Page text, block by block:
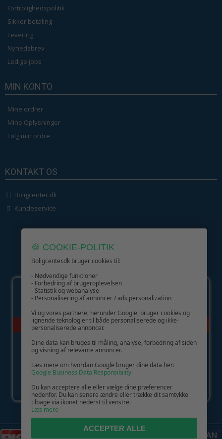
Fortrolighedspolitik
Sikker betaling
Levering
Nyhedsbrev
Ledige jobs
MIN KONTO
Mine ordrer
Mine Oplysninger
Følg min ordre
KONTAKT OS
Boligcenter.dk
Kundeservice
GIV GLÆDE MED ET GAVEKORT!
🍪 COOKIE-POLITIK
Boligcenter.dk bruger cookies til:
- Nødvendige funktioner
- Forbedring af brugeroplevelsen
- Statistik og webanalyse
- Personalisering af annoncer / ads personalization
Vi og vores partnere, herunder Google, bruger cookies og
lignende teknologier til både personaliserede og ikke-
personaliserede annoncer.
Dine data kan bruges til måling, analyse, forbedring af siden
og visning af relevante annoncer.
Læs mere om hvordan Google bruger dine data her:
Google Business Data Responsibility
Du kan acceptere alle eller vælge dine præferencer
nedenfor. Du kan senere ændre eller trække dit samtykke
tilbage via ikonet nederst til venstre.
Læs mere
ACCEPTER ALLE